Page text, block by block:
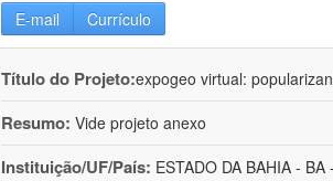
E-mail Currículo
Título do Projeto:expogeo virtual:
Resumo: Vide projeto anexo
Instituição/UF/País: ESTADO DA BAHIA - BA